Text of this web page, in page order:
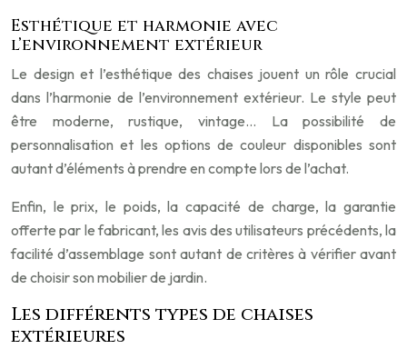
Esthétique et harmonie avec
l’environnement extérieur
Le design et l’esthétique des chaises jouent un rôle crucial
dans l’harmonie de l’environnement extérieur. Le style peut
être moderne, rustique, vintage… La possibilité de
personnalisation et les options de couleur disponibles sont
autant d’éléments à prendre en compte lors de l’achat.
Enfin, le prix, le poids, la capacité de charge, la garantie
offerte par le fabricant, les avis des utilisateurs précédents, la
facilité d’assemblage sont autant de critères à vérifier avant
de choisir son mobilier de jardin.
Les différents types de chaises
extérieures